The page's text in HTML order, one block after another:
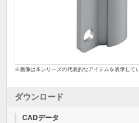
※画像は本シリーズの代表的なアイテムを表示してい
ダウンロード
CADデータ